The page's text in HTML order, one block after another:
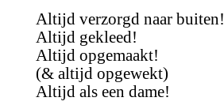
Altijd verzorgd naar buiten!
Altijd gekleed!
Altijd opgemaakt!
(& altijd opgewekt)
Altijd als een dame!